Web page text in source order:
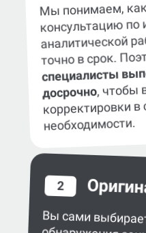
Мы понимаем,
консультацию
аналитической
точно в срок.
специалисты
досрочно, чтобы
корректировки в
необходимости.
2
Вы сами
обнаружения
в работе — eTXT,